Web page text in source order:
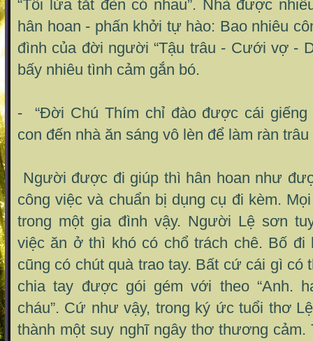
“Tối lửa tắt đèn có nhau”. Nhà được
hân hoan - phấn khởi tự hào: Bao nhiêu
đình của đời người “Tậu trâu - Cưới vợ -
bấy nhiêu tình cảm gắn bó.
- “Đời Chú Thím chỉ đào được cái giếng
con đến nhà ăn sáng vô lèn để làm ràn trâu
Người được đi giúp thì hân hoan như
công việc và chuẩn bị dụng cụ đi kèm.
trong một gia đình vậy. Người Lệ sơn
việc ăn ở thì khó có chổ trách chê. Bố đi
cũng có chút quà trao tay. Bất cứ cái gì có
chia tay được gói gém với theo “Anh.
cháu”. Cứ như vậy, trong ký ức tuổi thơ
thành một suy nghĩ ngây thơ thương